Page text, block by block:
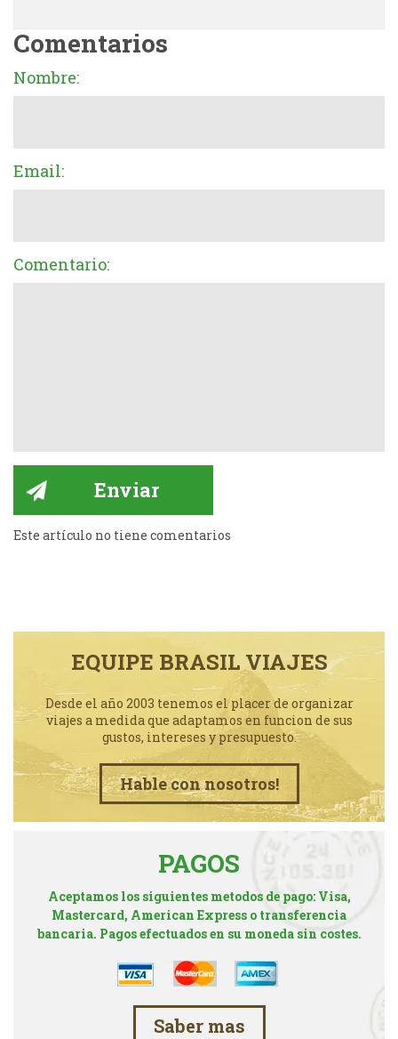
Comentarios
Nombre:
Email:
Comentario:
Este artículo no tiene comentarios
EQUIPE BRASIL VIAJES
Desde el año 2003 tenemos el placer de organizar
viajes a medida que adaptamos en funcion de sus
gustos, intereses y presupuesto.
Hable con nosotros!
PAGOS
Aceptamos los siguientes metodos de pago: Visa,
Mastercard, American Express o transferencia
bancaria. Pagos efectuados en su moneda sin costes.
Saber mas